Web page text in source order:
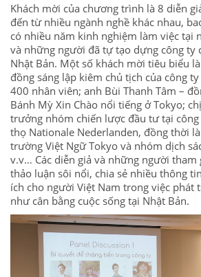
Khách mời của chương trình là 8 diễn
đến từ nhiều ngành nghề khác nhau,
có nhiều năm kinh nghiệm làm việc tại
và những người đã tự tạo dựng công ty
Nhật Bản. Một số khách mời tiêu biểu
đồng sáng lập kiêm chủ tịch của công
400 nhân viên; anh Bùi Thanh Tâm –
Bánh Mỳ Xin Chào nổi tiếng ở Tokyo;
trưởng nhóm chiến lược đầu tư tại
thọ Nationale Nederlanden, đồng thời
trường Việt Ngữ Tokyo và nhóm dịch
v.v… Các diễn giả và những người tham
thảo luận sôi nổi, chia sẻ nhiều thông
ích cho người Việt Nam trong việc phát
như cân bằng cuộc sống tại Nhật Bản.